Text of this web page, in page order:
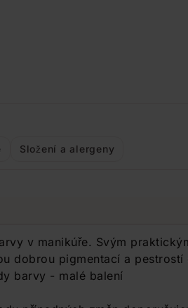
Složení a alergeny
v manikúře. Svým
dobrou pigmentací a
barvy - malé balení